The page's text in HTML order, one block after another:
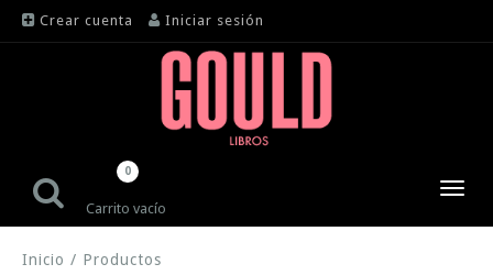
Crear cuenta Iniciar sesión
Carrito vacío
0
Inicio / Productos